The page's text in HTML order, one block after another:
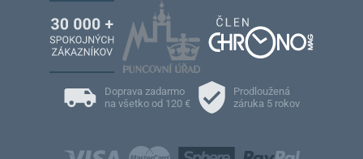
Doprava zadarmo
na všetko od 120 €
Prodloužená
záruka 5 rokov